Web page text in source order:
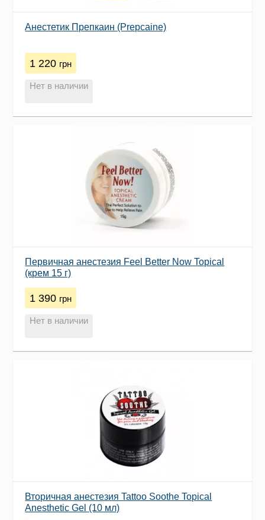
Анестетик Препкаин (Prepcaine)
1 220 грн
Нет в наличии
Первичная анестезия Feel Better Now Topical
(крем 15 г)
1 390 грн
Нет в наличии
Вторичная анестезия Tattoo Soothe Topical
Anesthetic Gel (10 мл)